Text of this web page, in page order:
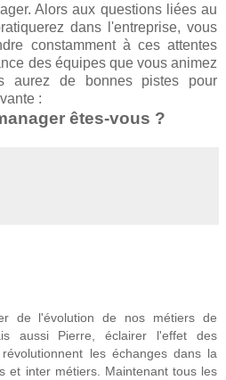
Alors aux questions liées au
dans l'entreprise, vous
constamment à ces attentes
des équipes que vous animez
aurez de bonnes pistes pour
:
êtes-vous ?
de l'évolution de nos métiers de
aussi Pierre, éclairer l'effet des
les échanges dans la
et inter métiers. Maintenant tous les